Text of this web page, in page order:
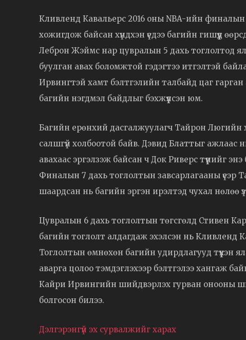
Кливленд Кавальерс 2016 оны NBA-ийн финалын
хожигдож байсан хүндхэн үедээ багийн гишүүд
Леброн Жэймс нар цувралын 5 дахь тоглолтод
буулган авах боломжтой гэдэгтээ итгэлтэй
Ирвингтэй хамт бэлтгэлийн талбайд цаг гарган
багийн нэгдмэл байдлыг бэхжүүлсэн юм.
Багийн ерөнхий дасгалжуулагч Тайрон Люгийн
салшгүй холбоотой байв. Дэвид Блаттыг ажлаас
авахаас эргэлзэж байсан ч Док Риверс түүнийг
Финалын 7 дахь тоглолтын завсарлагааны үеэр
шаардсан нь багийн эргэн ирэлтэд чухал нөлөө
Цувралын 6 дахь тоглолтын төгсгөлд Стивен
багийн тоглолт алдагдаж эхэлсэн нь Кливленд
Тоглолтын өмнөхөн багийн удирдлагууд
аварга цолоо тэмдэглэхээр бэлтгэлээ хангаж
Кайри Ирвингийн шийдвэрлэх гурван онооны
болгосон билээ.
Дэлгэрэнгүй эх сурвалжийг харах